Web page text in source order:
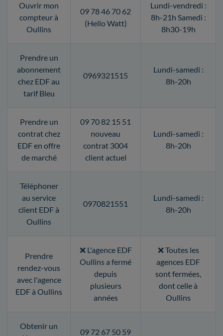
Ouvrir mon
compteur à
Oullins
09 78 46 70 62
(Hello Watt)
Lundi-vendredi :
8h-21h Samedi :
8h30-19h
Prendre un
abonnement
chez EDF au
tarif Bleu
0969321515
Lundi-samedi :
8h-20h
Prendre un
contrat chez
EDF en offre
de marché
09 70 82 15 51
nouveau
contrat 3004
client actuel
Lundi-samedi :
8h-20h
Téléphoner
au service
client EDF à
Oullins
0970821551
Lundi-samedi :
8h-20h
Prendre
rendez-vous
avec l'agence
EDF à Oullins
❌ L'agence EDF
Oullins a fermé
depuis
plusieurs
années
❌ Toutes les
agences EDF
sont fermées,
dont celle à
Oullins
Obtenir un
09 72 67 50 59